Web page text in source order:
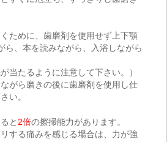
ために、歯磨剤を使用せず上下顎
ら、本を読みながら、入浴しながら
当たるように注意して下さい。）
がら磨きの後に歯磨剤を使用し仕
い。
と 2倍の擦掃能力があります。
する痛みを感じる場合は、力が強